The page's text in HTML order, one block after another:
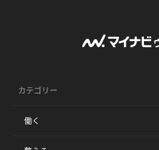
カテゴリー
働く